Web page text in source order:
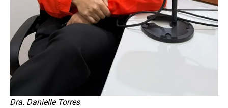
Dra. Danielle Torres